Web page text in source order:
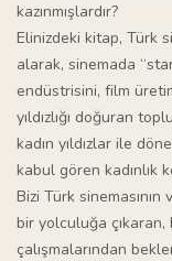
kazınmışlardır?
Elinizdeki kitap, Türk
alarak, sinemada
endüstrisini, film
yıldızlığı doğuran
kadın yıldızlar ile
kabul gören kadınlık
Bizi Türk sinemasının
bir yolculuğa
çalışmalarından